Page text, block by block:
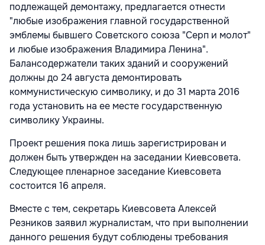
подлежащей демонтажу, предлагается отнести
"любые изображения главной государственной
эмблемы бывшего Советского союза "Серп и молот"
и любые изображения Владимира Ленина".
Балансодержатели таких зданий и сооружений
должны до 24 августа демонтировать
коммунистическую символику, и до 31 марта 2016
года установить на ее месте государственную
символику Украины.
Проект решения пока лишь зарегистрирован и
должен быть утвержден на заседании Киевсовета.
Следующее пленарное заседание Киевсовета
состоится 16 апреля.
Вместе с тем, секретарь Киевсовета Алексей
Резников заявил журналистам, что при выполнении
данного решения будут соблюдены требования